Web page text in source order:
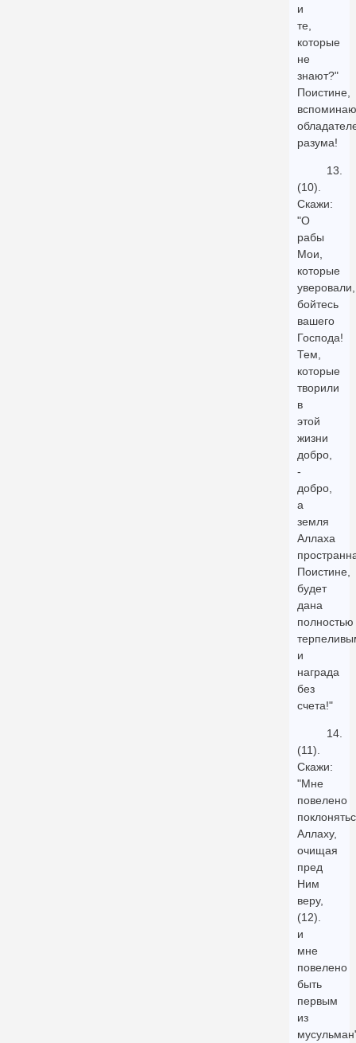
и
те,
которые
не
знают?"
Поистине,
разума!
13.
(10).
Скажи:
"О
рабы
Мои,
которые
уверовали,
бойтесь
вашего
Господа!
Тем,
которые
творили
в
этой
жизни
добро,
-
добро,
а
земля
Аллаха
Поистине,
будет
дана
полностью
и
награда
без
счета!"
14.
(11).
Скажи:
"Мне
повелено
Аллаху,
очищая
пред
Ним
веру,
(12).
и
мне
повелено
быть
первым
из